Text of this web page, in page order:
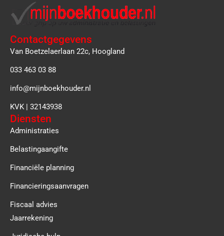
Contactgegevens
Van Boetzelaerlaan 22c, Hoogland
033 463 03 88
info@mijnboekhouder.nl
KVK | 32143938
Diensten
Administraties
Belastingaangifte
Financiële planning
Financieringsaanvragen
Fiscaal advies
Jaarrekening